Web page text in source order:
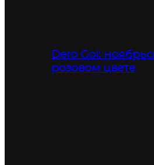
Dero Goi:
розовом цвете